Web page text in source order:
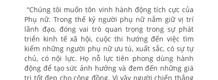
“Chúng tôi muốn tôn vinh hành động tích cực của
Phụ nữ. Trong thế kỷ người phụ nữ nắm giữ vị trí
lãnh đạo, đóng vai trò quan trọng trong sự phát
triển kinh tế xã hội, cuộc thi hướng đến việc tìm
kiếm những người phụ nữ ưu tú, xuất sắc, có sự tự
chủ, có nội lực. Họ nỗ lực tiên phong dùng hành
động để tạo sức ảnh hưởng và đem đến những giá
trị tốt đẹp cho cộng đồng. Vì vậy người chiến thắng